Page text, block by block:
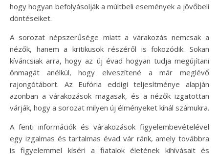
hogy hogyan befolyásolják a múltbeli események a jövőbeli
döntéseiket.
A sorozat népszerűsége miatt a várakozás nemcsak a
nézők, hanem a kritikusok részéről is fokozódik. Sokan
kíváncsiak arra, hogy az új évad hogyan tudja megújítani
önmagát anélkül, hogy elveszítené a már meglévő
rajongótábort. Az Eufória eddigi teljesítménye alapján
azonban a várakozások magasak, és a nézők izgatottan
várják, hogy a sorozat milyen új élményeket kínál számukra.
A fenti információk és várakozások figyelembevételével
egy izgalmas és tartalmas évad vár ránk, amely továbbra
is figyelemmel kíséri a fiatalok életének kihívásait és